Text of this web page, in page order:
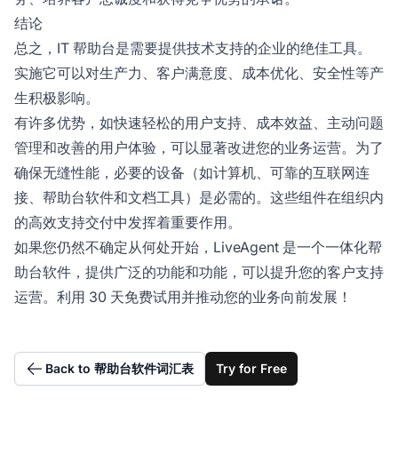
结论
总之，IT 帮助台是需要提供技术支持的企业的绝佳工具。
实施它可以对生产力、客户满意度、成本优化、安全性等产
生积极影响。
有许多优势，如快速轻松的用户支持、成本效益、主动问题
管理和改善的用户体验，可以显著改进您的业务运营。为了
确保无缝性能，必要的设备（如计算机、可靠的互联网连
接、帮助台软件和文档工具）是必需的。这些组件在组织内
的高效支持交付中发挥着重要作用。
如果您仍然不确定从何处开始，LiveAgent 是一个一体化帮
助台软件，提供广泛的功能和功能，可以提升您的客户支持
运营。利用 30 天免费试用并推动您的业务向前发展！
Back to 帮助台软件词汇表 Try for Free